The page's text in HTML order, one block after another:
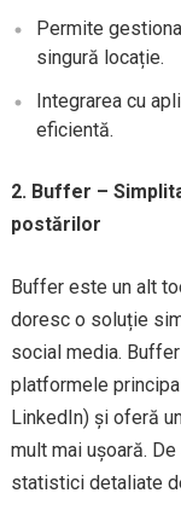
Permite
singură locație.
Integrarea cu
eficientă.
2. Buffer –
postărilor
Buffer este un alt
doresc o soluție
social media.
platformele
LinkedIn) și oferă
mult mai ușoară.
statistici detaliate